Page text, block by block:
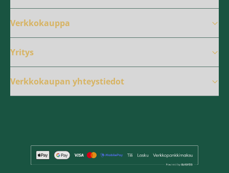
Verkkokauppa
Yritys
Verkkokaupan yhteystiedot